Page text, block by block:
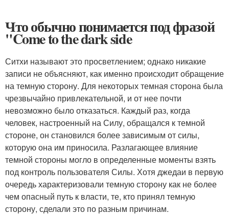
Что обычно понимается под фразой
"Come to the dark side
Ситхи называют это просветлением; однако никакие
записи не объясняют, как именно происходит обращение
на темную сторону. Для некоторых темная сторона была
чрезвычайно привлекательной, и от нее почти
невозможно было отказаться. Каждый раз, когда
человек, настроенный на Силу, обращался к темной
стороне, он становился более зависимым от силы,
которую она им приносила. Разлагающее влияние
темной стороны могло в определенные моменты взять
под контроль пользователя Силы. Хотя джедаи в первую
очередь характеризовали темную сторону как не более
чем опасный путь к власти, те, кто принял темную
сторону, сделали это по разным причинам.